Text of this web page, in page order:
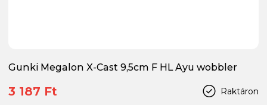
Gunki Megalon X-Cast 9,5cm F HL Ayu wobbler
Raktáron
3 187 Ft